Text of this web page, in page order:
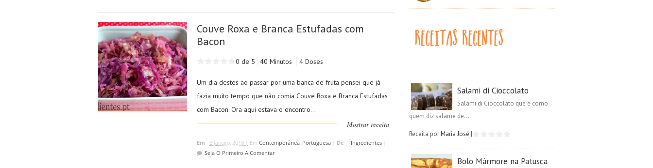
Couve Roxa e Branca Estufadas com
Bacon
0 de 5 40 Minutos 4 Doses
Um dia destes ao passar por uma banca de fruta pensei que já
fazia muito tempo que não comia Couve Roxa e Branca Estufadas
com Bacon. Ora aqui estava o encontro...
Mostrar receita
Em 5 Janeiro, 2018 | Em Contemporânea, Portuguesa| De Ingredientes|
Seja O Primeiro A Comentar
Salami di Cioccolato
Salami di Cioccolato que é como
quem diz salame de...
Receita porMaria José |
Bolo Mármore na Patusca